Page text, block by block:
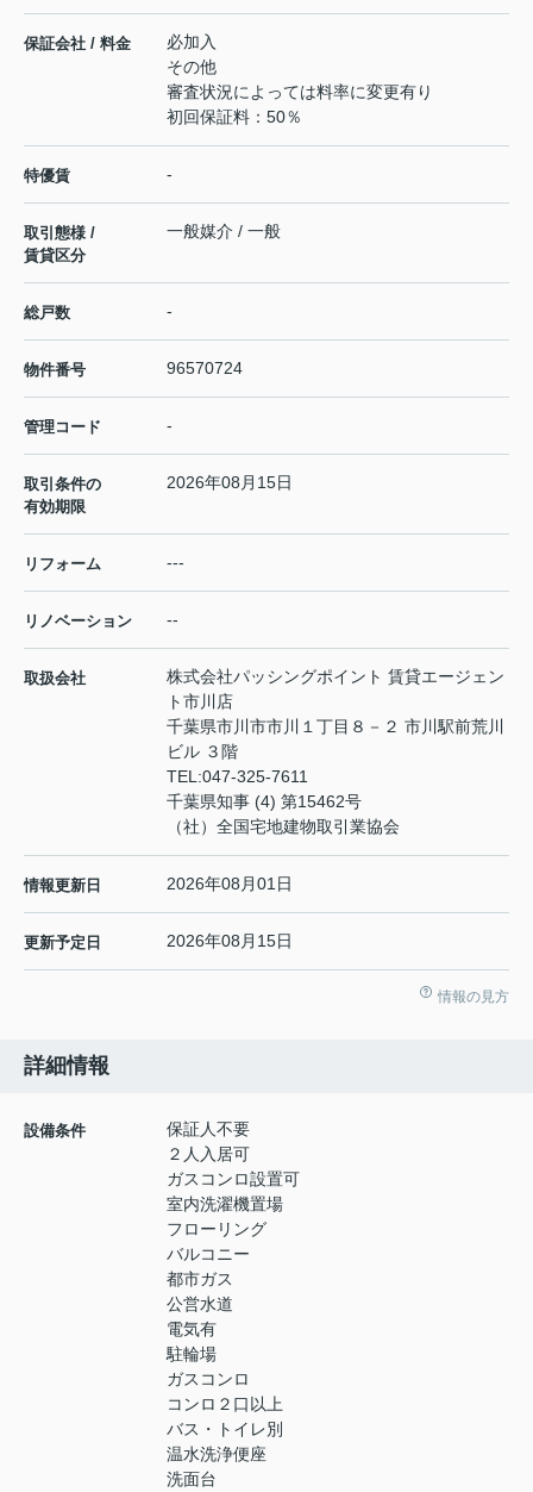
保証会社 / 料金
必加入
その他
審査状況によっては料率に変更有り
初回保証料：50％
特優賃 -
取引態様 /
賃貸区分
一般媒介 / 一般
総戸数 -
物件番号 96570724
管理コード -
取引条件の
有効期限
2026年08月15日
リフォーム ---
リノベーション --
取扱会社
株式会社パッシングポイント 賃貸エージェン
ト市川店
千葉県市川市市川１丁目８－２ 市川駅前荒川
ビル ３階
TEL:047-325-7611
千葉県知事 (4) 第15462号
（社）全国宅地建物取引業協会
情報更新日 2026年08月01日
更新予定日 2026年08月15日
情報の見方
詳細情報
設備条件
保証人不要
２人入居可
ガスコンロ設置可
室内洗濯機置場
フローリング
バルコニー
都市ガス
公営水道
電気有
駐輪場
ガスコンロ
コンロ２口以上
バス・トイレ別
温水洗浄便座
洗面台